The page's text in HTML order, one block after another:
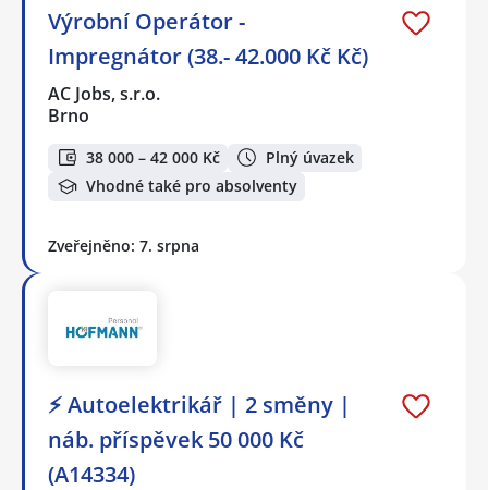
Výrobní Operátor -
Impregnátor (38.- 42.000 Kč Kč)
AC Jobs, s.r.o.
Brno
38 000 – 42 000 Kč
Plný úvazek
Vhodné také pro absolventy
Zveřejněno: 7. srpna
⚡ Autoelektrikář | 2 směny |
náb. příspěvek 50 000 Kč
(A14334)